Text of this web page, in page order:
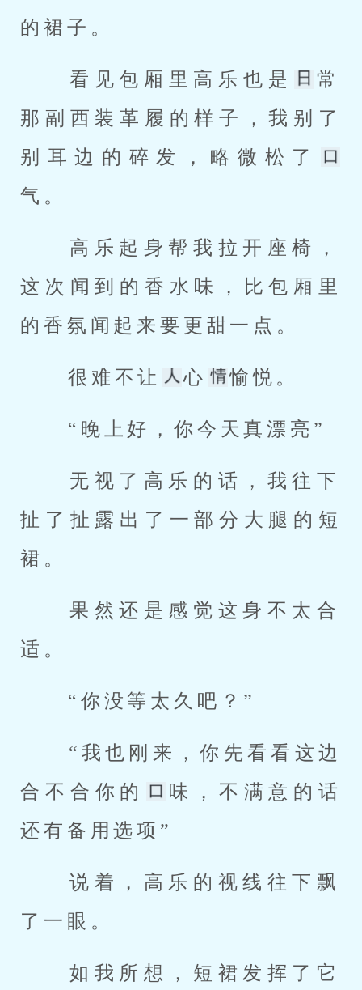
的裙子。
看见包厢里高乐也是
常
那副西装革履的样子，我别了
别耳边的碎发，略微松了
气。
这次闻到的香水味，比包厢里
的香氛闻起来要更甜一点。
很难不让 心 愉悦。
“晚上好，你今天真漂亮”
扯了扯露出了一部分大腿的短
裙。
适。
“你没等太久吧？”
合不合你的
味，不满意的话
还有备用选项”
了一眼。